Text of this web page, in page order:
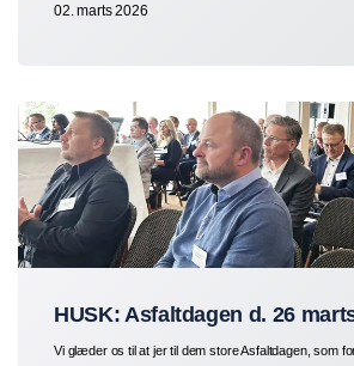
02. marts 2026
HUSK: Asfaltdagen d. 26
Vi glæder os til at jer til dem store Asfaltdagen, som